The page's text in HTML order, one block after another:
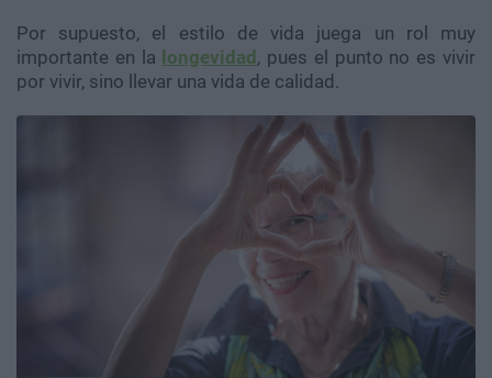
Por supuesto, el estilo de vida juega un rol muy
importante en la longevidad , pues el punto no es vivir
por vivir, sino llevar una vida de calidad.